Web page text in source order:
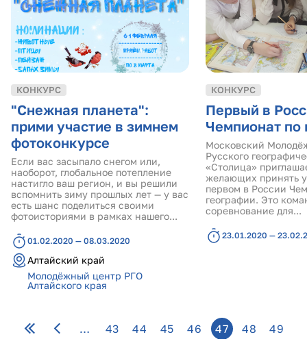
КОНКУРС
"Снежная планета":
прими участие в зимнем
фотоконкурсе
Если вас засыпало снегом или,
наоборот, глобальное потепление
настигло ваш регион, и вы решили
вспомнить зиму прошлых лет — у вас
есть шанс поделиться своими
фотоисториями в рамках нашего...
01.02.2020 — 08.03.2020
Алтайский край
Молодёжный центр РГО
Алтайского края
КОНКУРС
Первый в
Чемпионат по
Московский
Русского
«Столица»
желающих принять
первом в России
географии. Это
соревнование для...
23.01.2020 —
… 43 44 45 46 47 48
49